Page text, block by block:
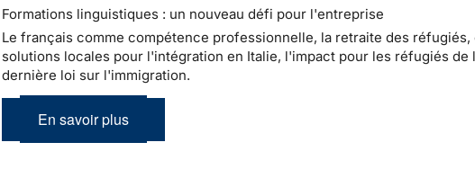
Formations linguistiques : un nouveau défi pour l'entreprise
Le français comme compétence professionnelle, la retraite des réfugiés,
solutions locales pour l'intégration en Italie, l'impact pour les réfugiés de
dernière loi sur l'immigration.
En savoir plus